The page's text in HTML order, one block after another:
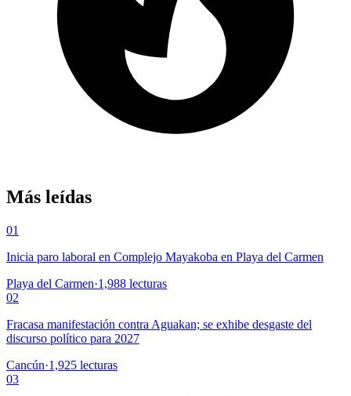
Más leídas
01
Inicia paro laboral en Complejo Mayakoba en Playa del Carmen
Playa del Carmen·1,988 lecturas
02
Fracasa manifestación contra Aguakan; se exhibe desgaste del
discurso político para 2027
Cancún·1,925 lecturas
03